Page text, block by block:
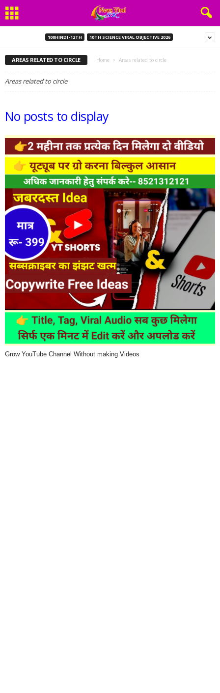
100HINDI-12TH 10TH SCIENCE VIRAL OBJECTIVE 2026
AREAS RELATED TO CIRCLE Home Areas related to circle
Areas related to circle
No posts to display
Grow YouTube Channel Without making Videos